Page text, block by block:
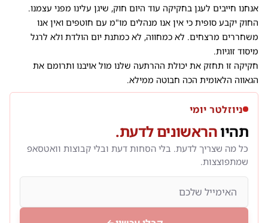
אנחנו חייבים לעגן בחקיקה עוד היום חוק, שיגן עלינו מפני עצמנו.
החוק יקבע סופית כי אין אנו מנהלים מו"מ עם חוטפים ואין אנו
משחררים מרצחים. לא כמחווה, לא כמתנת יום הולדת ולא לרגל
מיסוד זוגיות.
חקיקה זו תחזק את יכולת ההרתעה שלנו מול אויבנו ותרומם את
הגאווה הלאומית הכה חבוטה ממילא.
ניוזלטר יומי
תהיוהראשונים לדעת.
כל מה שצריך לדעת. בלי הסחות דעת ובלי קבוצות וואטסאפ
שמתפוצצות.